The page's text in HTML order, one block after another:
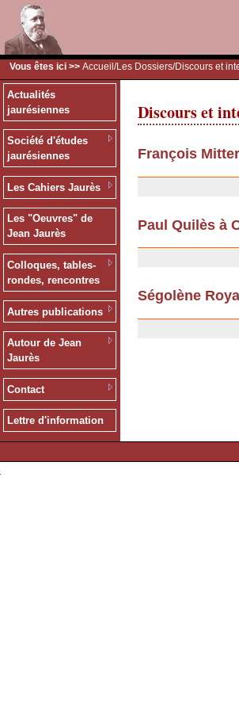
Vous êtes ici >> Accueil /Les Dossiers/Discours et
Actualités
jaurésiennes
Société d'études
jaurésiennes
Les Cahiers Jaurès
Les "Oeuvres" de
Jean Jaurès
Colloques, tables-
rondes, rencontres
Autres publications
Autour de Jean
Jaurès
Contact
Lettre d'information
Discours et
François
Paul Quilès à
Ségolène